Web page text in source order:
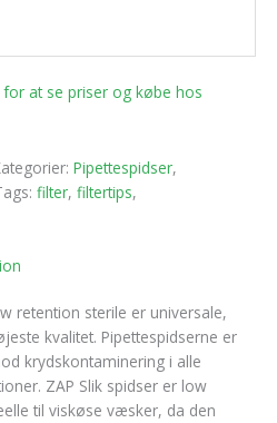
at se priser og købe hos
Pipettespidser,
filter, filtertips,
retention sterile er universale,
kvalitet. Pipettespidserne er
krydskontaminering i alle
ZAP Slik spidser er low
til viskøse væsker, da den